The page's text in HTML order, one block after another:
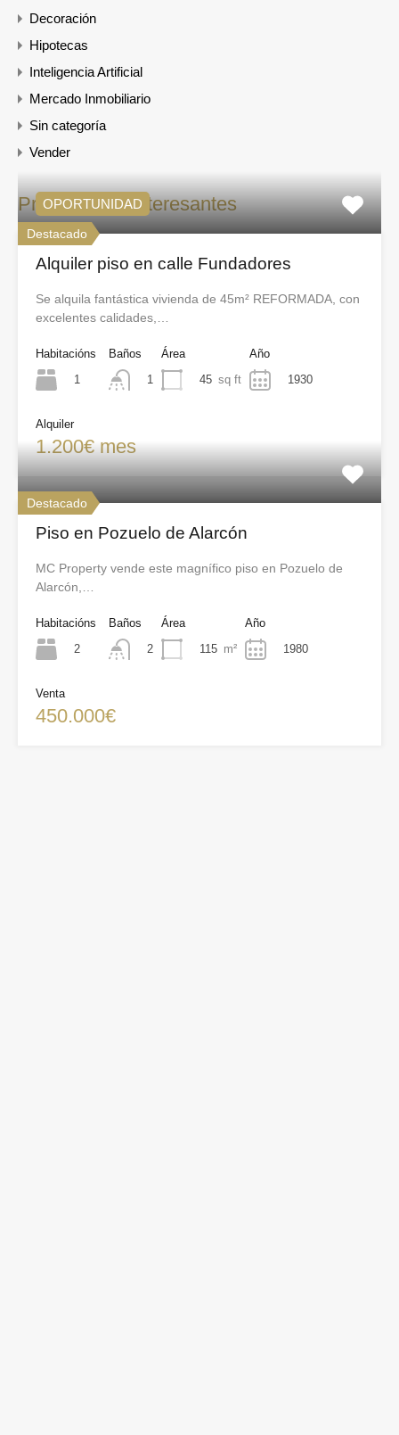
Decoración
Hipotecas
Inteligencia Artificial
Mercado Inmobiliario
Sin categoría
Vender
Propiedades interesantes
Destacado
OPORTUNIDAD
Alquiler piso en calle Fundadores
Se alquila fantástica vivienda de 45m² REFORMADA, con
excelentes calidades,…
Habitacións
1
Baños
1
Área
45 sq ft
Año
1930
Alquiler
1.200€ mes
Destacado
Piso en Pozuelo de Alarcón
MC Property vende este magnífico piso en Pozuelo de
Alarcón,…
Habitacións
2
Baños
2
Área
115 m²
Año
1980
Venta
450.000€